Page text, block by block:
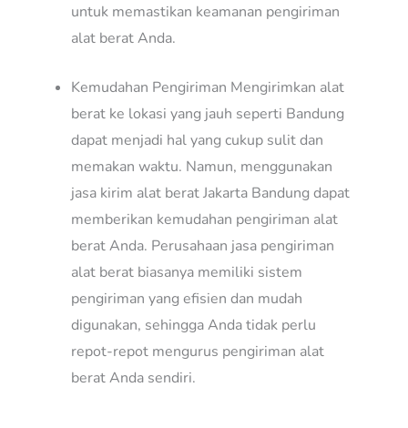
untuk memastikan keamanan pengiriman
alat berat Anda.
Kemudahan Pengiriman Mengirimkan alat
berat ke lokasi yang jauh seperti Bandung
dapat menjadi hal yang cukup sulit dan
memakan waktu. Namun, menggunakan
jasa kirim alat berat Jakarta Bandung dapat
memberikan kemudahan pengiriman alat
berat Anda. Perusahaan jasa pengiriman
alat berat biasanya memiliki sistem
pengiriman yang efisien dan mudah
digunakan, sehingga Anda tidak perlu
repot-repot mengurus pengiriman alat
berat Anda sendiri.